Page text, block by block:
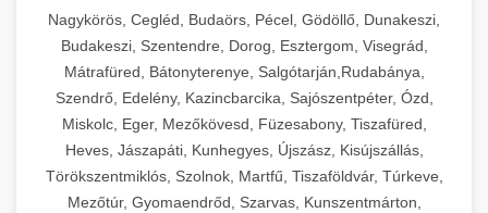
chef-iparikonyhagepek.hu
élelmiszer-előkészítéshez. Különböző reszelési
méretek különböző alkalmazásokhoz.
chef-iparikonyhagepek.hu
kereskedelmi sajtreszelő
🍳 28. Nagykonyhai
Berendezések
+
Teljes körű nagykonyhai berendezések és
professzionális vendéglátóipari kellékek.
Minden, ami szükséges éttermi és catering
műveletekhez.
Nagykörös, Cegléd, Budaörs, Pécel, Gödöllő, Dunakeszi,
Budakeszi, Szentendre, Dorog, Esztergom, Visegrád,
Mátrafüred, Bátonyterenye, Salgótarján,Rudabánya,
Szendrő, Edelény, Kazincbarcika, Sajószentpéter, Ózd,
Miskolc, Eger, Mezőkövesd, Füzesabony, Tiszafüred,
Heves, Jászapáti, Kunhegyes, Újszász, Kisújszállás,
Törökszentmiklós, Szolnok, Martfű, Tiszaföldvár, Túrkeve,
Mezőtúr, Gyomaendrőd, Szarvas, Kunszentmárton,